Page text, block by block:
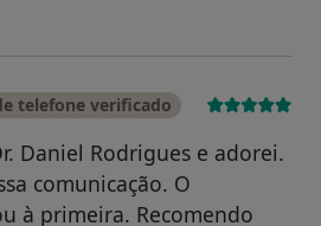
telefone verificado
Daniel Rodrigues e adorei.
comunicação. O
à primeira. Recomendo